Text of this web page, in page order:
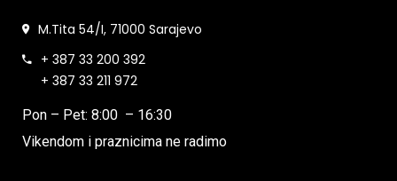
M.Tita 54/I, 71000 Sarajevo
+ 387 33 200 392
+ 387 33 211 972
Pon – Pet: 8:00 – 16:30
Vikendom i praznicima ne radimo